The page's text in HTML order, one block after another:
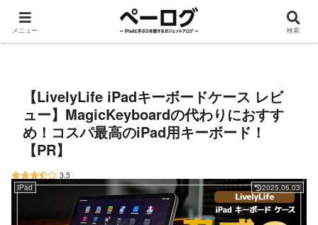
iPad Apple Watch ガジェット
【LivelyLife iPadキーボードケース レビ
ュー】MagicKeyboardの代わりにおすす
め！コスパ最高のiPad用キーボード！
【PR】
3.5
iPad 2025.06.03
メニュー 検索